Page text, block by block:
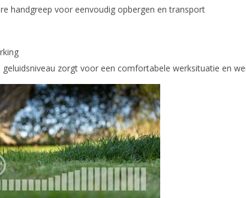
handgreep voor eenvoudig opbergen en transport
geluidsniveau zorgt voor een comfortabele werksituatie en